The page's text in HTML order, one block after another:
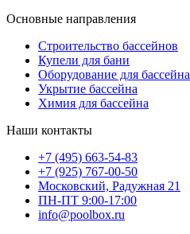
Основные направления
Строительство бассейнов
Купели для бани
Оборудование для бассейна
Укрытие бассейна
Химия для бассейна
Наши контакты
+7 (495) 663-54-83
+7 (925) 767-00-50
Московский, Радужная 21
ПН-ПТ 9:00-17:00
info@poolbox.ru